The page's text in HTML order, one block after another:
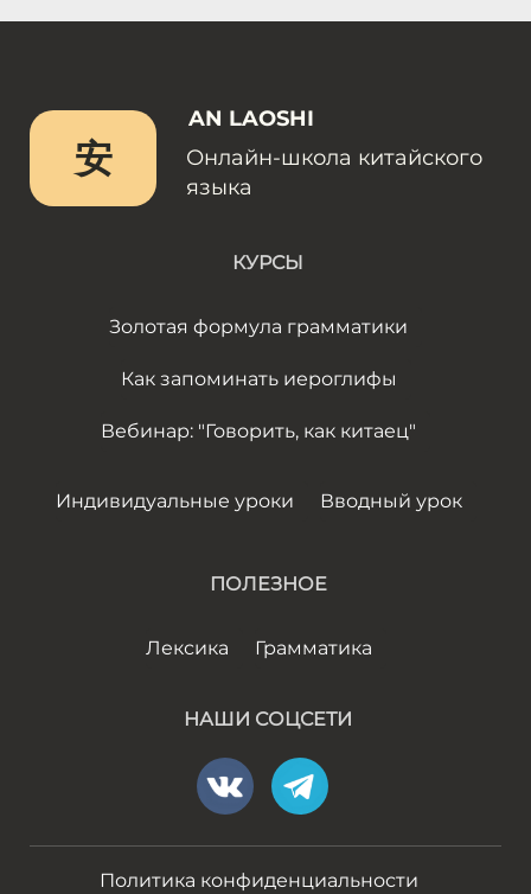
安
AN LAOSHI
Онлайн-школа китайского
языка
КУРСЫ
Золотая формула грамматики
Как запоминать иероглифы
Вебинар: "Говорить, как китаец"
Индивидуальные уроки Вводный урок
ПОЛЕЗНОЕ
Лексика Грамматика
НАШИ СОЦСЕТИ
Политика конфиденциальности